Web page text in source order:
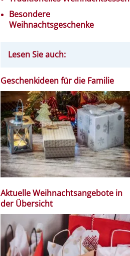
Besondere
Weihnachtsgeschenke
Lesen Sie auch:
Geschenkideen für die Familie
Aktuelle Weihnachtsangebote in
der Übersicht